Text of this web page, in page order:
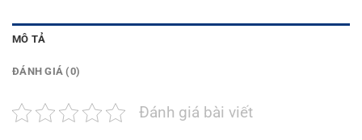
MÔ TẢ
ĐÁNH GIÁ (0)
Đánh giá bài viết